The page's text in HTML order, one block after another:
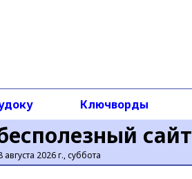
сайт
августа 2026 г., суббота
Ключворды